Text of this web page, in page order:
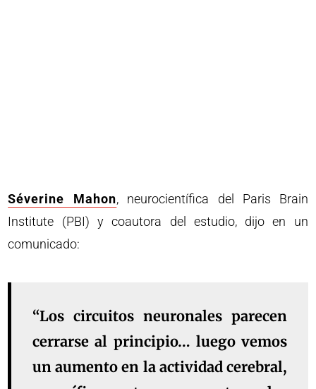
Séverine Mahon, neurocientífica del Paris Brain
Institute (PBI) y coautora del estudio, dijo en un
comunicado:
“Los circuitos neuronales parecen
cerrarse al principio… luego vemos
un aumento en la actividad cerebral,